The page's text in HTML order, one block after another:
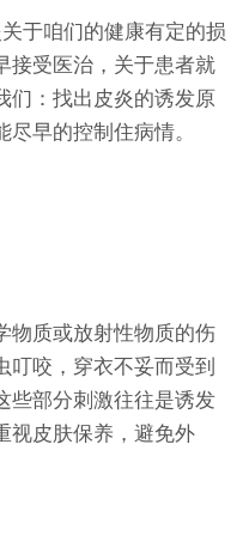
于咱们的健康有定的损
接受医治，关于患者就
们：找出皮炎的诱发原
早的控制住病情。
质或放射性物质的伤
叮咬，穿衣不妥而受到
些部分刺激往往是诱发
视皮肤保养，避免外